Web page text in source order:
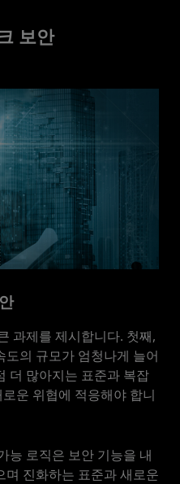
보안
과제를 제시합니다. 첫째,
의 규모가 엄청나게 늘어
더 많아지는 표준과 복잡
운 위협에 적응해야 합니
능 로직은 보안 기능을 내
며 진화하는 표준과 새로운